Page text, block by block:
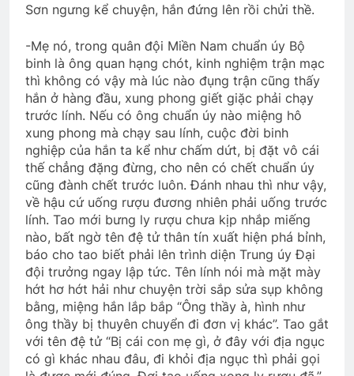
2 Years Ago
Thăm QP Nguyễn Văn Thuận K19/1
2 Years Ago
Đêm buồn phố thị
2 Years Ago
Cánh Thiệp Đầu Xuân
2 Years Ago
MÃI MÃI TẠ ƠN (M.S. Lowndes)
3 Years Ago
HOA ĐÀO CHÙA ĐẠI LÂM (Bạch Cư Dị)
3 Years Ago
Sơn ngưng kể chuyện, hắn đứng lên rồi chửi thề.
-Mẹ nó, trong quân đội Miền Nam chuẩn úy Bộ
binh là ông quan hạng chót, kinh nghiệm trận mạc
thì không có vậy mà lúc nào đụng trận cũng thấy
hắn ở hàng đầu, xung phong giết giặc phải chạy
trước lính. Nếu có ông chuẩn úy nào miệng hô
xung phong mà chạy sau lính, cuộc đời binh
nghiệp của hắn ta kể như chấm dứt, bị đặt vô cái
thế chẳng đặng đừng, cho nên có chết chuẩn úy
cũng đành chết trước luôn. Đánh nhau thì như vậy,
về hậu cứ uống rượu đương nhiên phải uống trước
lính. Tao mới bưng ly rượu chưa kịp nhắp miếng
nào, bất ngờ tên đệ tử thân tín xuất hiện phá bỉnh,
báo cho tao biết phải lên trình diện Trung úy Đại
đội trưởng ngay lập tức. Tên lính nói mà mặt mày
hớt hơ hớt hải như chuyện trời sắp sửa sụp không
bằng, miệng hắn lắp bắp “Ông thầy à, hình như
ông thầy bị thuyên chuyển đi đơn vị khác”. Tao gắt
với tên đệ tử “Bị cái con mẹ gì, ở đây với địa ngục
có gì khác nhau đâu, đi khỏi địa ngục thì phải gọi